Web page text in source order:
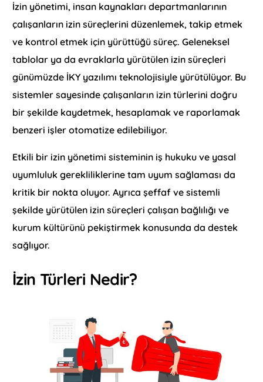
İzin yönetimi, insan kaynakları departmanlarının
çalışanların izin süreçlerini düzenlemek, takip etmek
ve kontrol etmek için yürüttüğü süreç. Geleneksel
tablolar ya da evraklarla yürütülen izin süreçleri
günümüzde İKY yazılımı teknolojisiyle yürütülüyor. Bu
sistemler sayesinde çalışanların izin türlerini doğru
bir şekilde kaydetmek, hesaplamak ve raporlamak
benzeri işler otomatize edilebiliyor.
Etkili bir izin yönetimi sisteminin iş hukuku ve yasal
uyumluluk gerekliliklerine tam uyum sağlaması da
kritik bir nokta oluyor. Ayrıca şeffaf ve sistemli
şekilde yürütülen izin süreçleri çalışan bağlılığı ve
kurum kültürünü pekiştirmek konusunda da destek
sağlıyor.
İzin Türleri Nedir?